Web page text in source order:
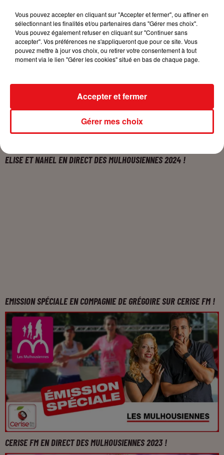
JOURNÉE SPÉCIALE DOROTHÉE SUR CERISE FM !
ELISE ET NAHEL EN DIRECT DES MULHOUSIENNES 2024 !
EMISSION SPÉCIALE EN COMPAGNIE DE GRÉGOIRE SUR CERISE FM !
CERISE FM EN DIRECT DES MULHOUSIENNES 2023 !
Vous pouvez accepter en cliquant sur "Accepter et fermer", ou affiner en
sélectionnant les finalités et/ou partenaires dans "Gérer mes choix".
Vous pouvez également refuser en cliquant sur "Continuer sans
accepter". Vos préférences ne s'appliqueront que pour ce site. Vous
pouvez mettre à jour vos choix, ou retirer votre consentement à tout
moment via le lien "Gérer les cookies" situé en bas de chaque page.
Gérer mes choix
Accepter et fermer